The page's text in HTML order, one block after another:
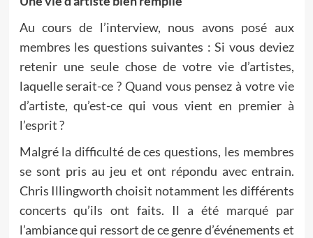
Au cours de l’interview, nous avons posé aux
membres les questions suivantes : Si vous deviez
retenir une seule chose de votre vie d’artistes,
laquelle serait-ce ? Quand vous pensez à votre vie
d’artiste, qu’est-ce qui vous vient en premier à
l’esprit ?
Malgré la difficulté de ces questions, les membres
se sont pris au jeu et ont répondu avec entrain.
Chris Illingworth choisit notamment les différents
concerts qu’ils ont faits. Il a été marqué par
l’ambiance qui ressort de ce genre d’événements et